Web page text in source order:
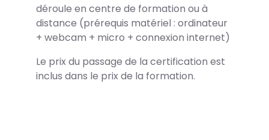
déroule en centre de formation ou à
distance (prérequis matériel : ordinateur
+ webcam + micro + connexion internet)
Le prix du passage de la certification est
inclus dans le prix de la formation.